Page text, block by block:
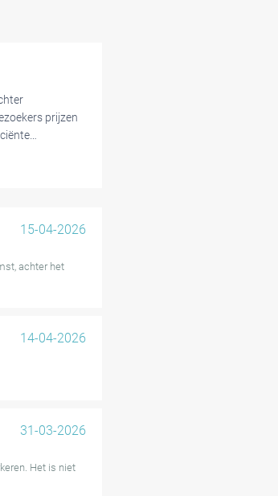
prijzen
keuze, gunstig
achter het
15-04-2026
14-04-2026
Het is niet
31-03-2026